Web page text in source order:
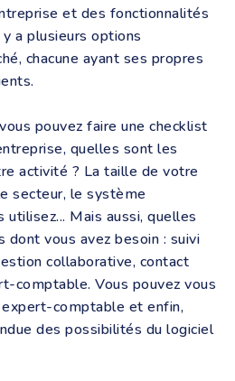
et des fonctionnalités
a plusieurs options
chacune ayant ses propres
pouvez faire une checklist
quelles sont les
activité ? La taille de votre
secteur, le système
Mais aussi, quelles
vous avez besoin : suivi
collaborative, contact
comptable. Vous pouvez vous
comptable et enfin,
des possibilités du logiciel